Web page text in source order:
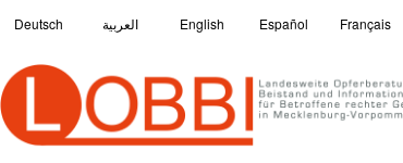
Deutsch العربية English Español Français